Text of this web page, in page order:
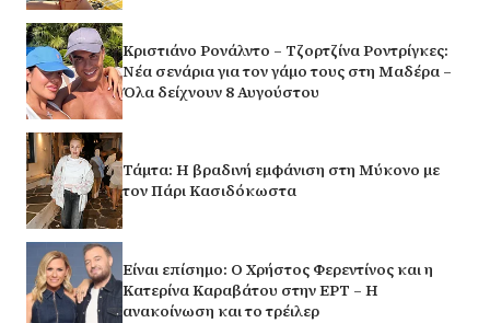
Κριστιάνο Ρονάλντο – Τζορτζίνα Ροντρίγκες:
Νέα σενάρια για τον γάμο τους στη Μαδέρα –
Όλα δείχνουν 8 Αυγούστου
Τάμτα: Η βραδινή εμφάνιση στη Μύκονο με
τον Πάρι Κασιδόκωστα
Είναι επίσημο: Ο Χρήστος Φερεντίνος και η
Κατερίνα Καραβάτου στην ΕΡΤ – Η
ανακοίνωση και το τρέιλερ